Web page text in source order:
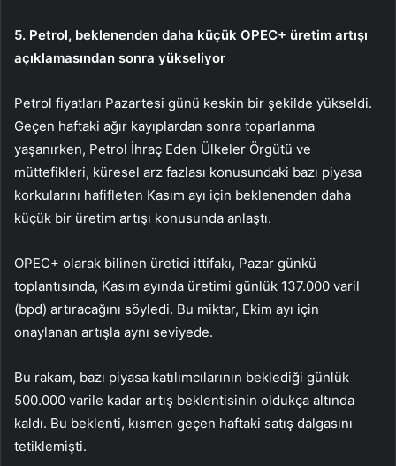
5. Petrol, beklenenden daha küçük OPEC+ üretim artışı
açıklamasından sonra yükseliyor
Petrol fiyatları Pazartesi günü keskin bir şekilde yükseldi.
Geçen haftaki ağır kayıplardan sonra toparlanma
yaşanırken, Petrol İhraç Eden Ülkeler Örgütü ve
müttefikleri, küresel arz fazlası konusundaki bazı piyasa
korkularını hafifleten Kasım ayı için beklenenden daha
küçük bir üretim artışı konusunda anlaştı.
OPEC+ olarak bilinen üretici ittifakı, Pazar günkü
toplantısında, Kasım ayında üretimi günlük 137.000 varil
(bpd) artıracağını söyledi. Bu miktar, Ekim ayı için
onaylanan artışla aynı seviyede.
Bu rakam, bazı piyasa katılımcılarının beklediği günlük
500.000 varile kadar artış beklentisinin oldukça altında
kaldı. Bu beklenti, kısmen geçen haftaki satış dalgasını
tetiklemişti.